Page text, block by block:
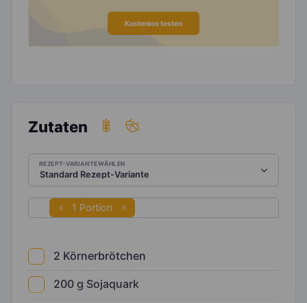
Kostenlos testen
Zutaten
REZEPT-VARIANTE WÄHLEN
1 Portion
2 Körnerbrötchen
200 g Sojaquark